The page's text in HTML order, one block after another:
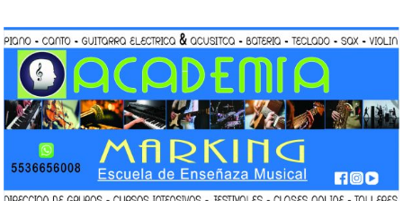
al
contenido